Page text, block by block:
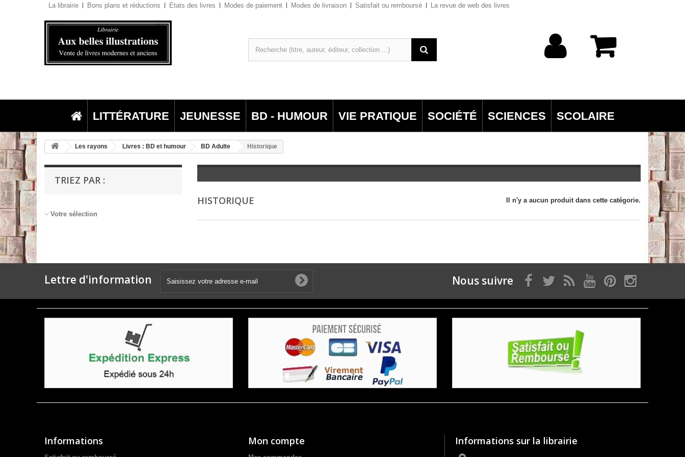
La librairie Bons plans et réductions Etats des livres Modes de paiement Modes de livraison Satisfait ou remboursé La revue de web des livres
LITTÉRATURE JEUNESSE BD - HUMOUR VIE PRATIQUE SOCIÉTÉ SCIENCES SCOLAIRE
Les rayons Livres : BD et humour BD Adulte Historique
TRIEZ PAR :
Votre sélection
HISTORIQUE Il n'y a aucun produit dans cette catégorie.
Lettre d'information Nous suivre
Informations Mon compte Informations sur la librairie